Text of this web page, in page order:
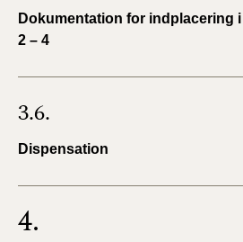
Dokumentation for indplacering
2 – 4
3.6.
Dispensation
4.